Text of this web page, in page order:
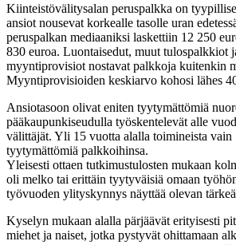
Kiinteistövälitysalan peruspalkka on
ansiot nousevat korkealle tasolle uran
peruspalkan mediaaniksi laskettiin 12 250
830 euroa. Luontaisedut, muut tulospalkkiot
myyntiprovisiot nostavat palkkoja kuitenkin
Myyntiprovisioiden keskiarvo kohosi lähes
Ansiotasoon olivat eniten tyytymättömiä
pääkaupunkiseudulla työskentelevät alle
välittäjät. Yli 15 vuotta alalla toimineista vain
tyytymättömiä palkkoihinsa.
Yleisesti ottaen tutkimustulosten mukaan
oli melko tai erittäin tyytyväisiä omaan
työvuoden ylityskynnys näyttää olevan
Kyselyn mukaan alalla pärjäävät erityisesti
miehet ja naiset, jotka pystyvät ohittamaan